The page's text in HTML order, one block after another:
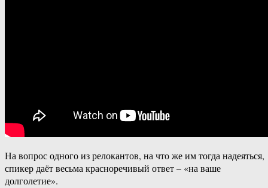
На вопрос одного из релокантов, на что же им тогда надеяться,
спикер даёт весьма красноречивый ответ – «на ваше
долголетие».